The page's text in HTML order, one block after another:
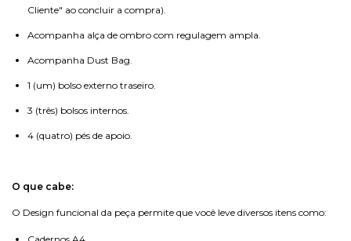
Cliente" ao concluir a compra).
Acompanha alça de ombro com regulagem ampla.
Acompanha Dust Bag.
1 (um) bolso externo traseiro.
3 (três) bolsos internos.
4 (quatro) pés de apoio.
O que cabe:
O Design funcional da peça permite que você leve diversos itens como: